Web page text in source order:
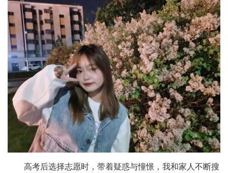
高考后选择志愿时，带着疑惑与憧憬，我和家人不断搜